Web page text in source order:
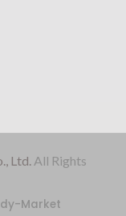
Ltd.All Rights
Market